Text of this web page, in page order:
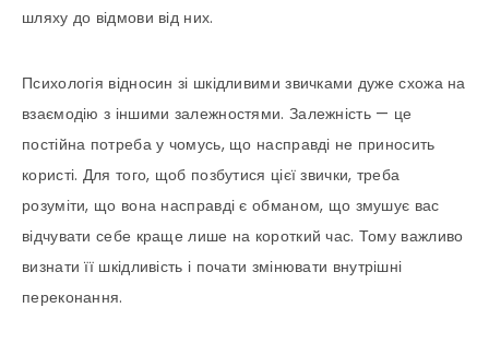
шляху до відмови від них.
Психологія відносин зі шкідливими звичками дуже схожа на
взаємодію з іншими залежностями. Залежність — це
постійна потреба у чомусь, що насправді не приносить
користі. Для того, щоб позбутися цієї звички, треба
розуміти, що вона насправді є обманом, що змушує вас
відчувати себе краще лише на короткий час. Тому важливо
визнати її шкідливість і почати змінювати внутрішні
переконання.